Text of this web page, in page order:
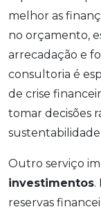
melhor as
no orçamento,
arrecadação e
consultoria é
de crise
tomar decisões
sustentabilidade.
Outro serviço
investimentos.
reservas